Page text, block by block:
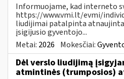
Informuojame, kad interneto
https://www.vmi.lt/evmi/
liudijimai patalpinta
įsigijusio gyventojo...
Metai: 2026 Mokesčiai:
Dėl verslo liudijimą
atmintinės (trumposios)